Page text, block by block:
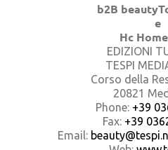
b2B
e
Hc
EDIZIONI
TESPI
Corso della
20821
Phone: +39
Fax: +39
Email: